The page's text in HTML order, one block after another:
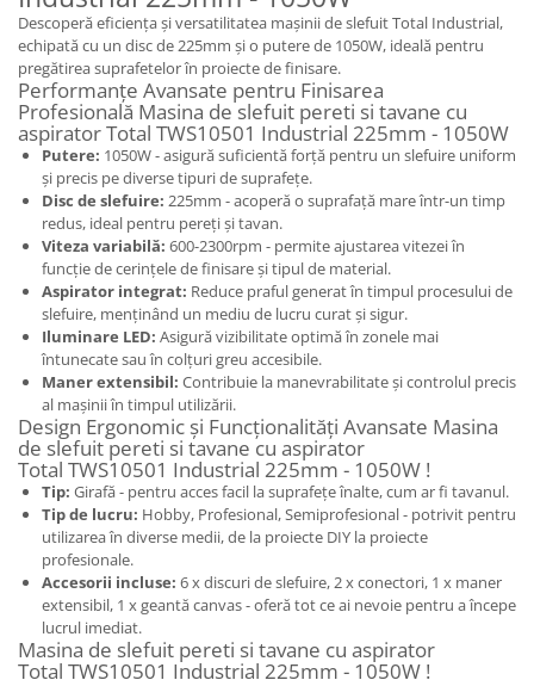
Descoperă eficiența și versatilitatea mașinii de slefuit Total Industrial,
echipată cu un disc de 225mm și o putere de 1050W, ideală pentru
pregătirea suprafetelor în proiecte de finisare.
Performanțe Avansate pentru Finisarea
Profesională Masina de slefuit pereti si tavane cu
aspirator Total TWS10501 Industrial 225mm - 1050W
Putere: 1050W - asigură suficientă forță pentru un slefuire uniform
și precis pe diverse tipuri de suprafețe.
Disc de slefuire: 225mm - acoperă o suprafață mare într-un timp
redus, ideal pentru pereți și tavan.
Viteza variabilă: 600-2300rpm - permite ajustarea vitezei în
funcție de cerințele de finisare și tipul de material.
Aspirator integrat: Reduce praful generat în timpul procesului de
slefuire, menținând un mediu de lucru curat și sigur.
Iluminare LED: Asigură vizibilitate optimă în zonele mai
întunecate sau în colțuri greu accesibile.
Maner extensibil: Contribuie la manevrabilitate și controlul precis
al mașinii în timpul utilizării.
Design Ergonomic și Funcționalități Avansate Masina
de slefuit pereti si tavane cu aspirator
Total TWS10501 Industrial 225mm - 1050W !
Tip: Girafă - pentru acces facil la suprafețe înalte, cum ar fi tavanul.
Tip de lucru: Hobby, Profesional, Semiprofesional - potrivit pentru
utilizarea în diverse medii, de la proiecte DIY la proiecte
profesionale.
Accesorii incluse: 6 x discuri de slefuire, 2 x conectori, 1 x maner
extensibil, 1 x geantă canvas - oferă tot ce ai nevoie pentru a începe
lucrul imediat.
Masina de slefuit pereti si tavane cu aspirator
Total TWS10501 Industrial 225mm - 1050W !